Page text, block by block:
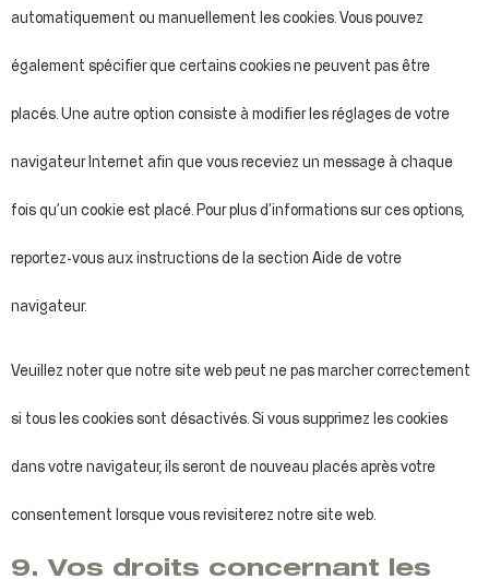
automatiquement ou manuellement les cookies. Vous pouvez
également spécifier que certains cookies ne peuvent pas être
placés. Une autre option consiste à modifier les réglages de votre
navigateur Internet afin que vous receviez un message à chaque
fois qu’un cookie est placé. Pour plus d’informations sur ces options,
reportez-vous aux instructions de la section Aide de votre
navigateur.
Veuillez noter que notre site web peut ne pas marcher correctement
si tous les cookies sont désactivés. Si vous supprimez les cookies
dans votre navigateur, ils seront de nouveau placés après votre
consentement lorsque vous revisiterez notre site web.
9. Vos droits concernant les